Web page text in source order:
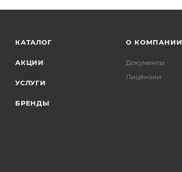
КАТАЛОГ
АКЦИИ
УСЛУГИ
БРЕНДЫ
О КОМПАНИИ
Документы
Лицензии